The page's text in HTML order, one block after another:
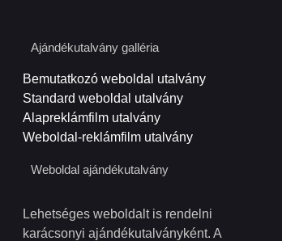
Ajándékutalvány galléria
Bemutatkozó weboldal utalvány
Standard weboldal utalvány
Alapreklámfilm utalvány
Weboldal-reklámfilm utalvány
Weboldal ajándékutalvány
Lehetséges weboldalt is rendelni
karácsonyi ajándékutalványként. A